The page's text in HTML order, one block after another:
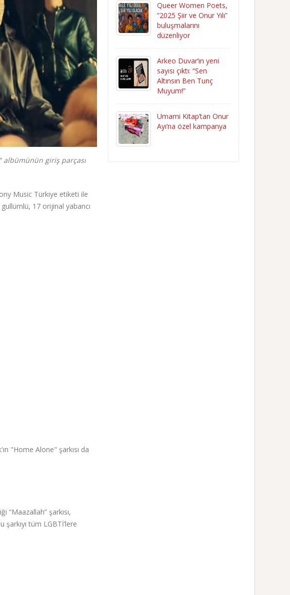
albümünün giriş parçası
Music Türkiye etiketi ile
17 orijinal yabancı
"Home Alone" şarkısı da
“Maazallah” şarkısı,
tüm LGBTİ’lere
Queer Women Poets,
“2025 Şiir ve Onur Yılı”
buluşmalarını
düzenliyor
Arkeo Duvar’ın yeni
sayısı çıktı: “Sen
Altınsın Ben Tunç
Muyum!”
Umami Kitap’tan Onur
Ayı’na özel kampanya